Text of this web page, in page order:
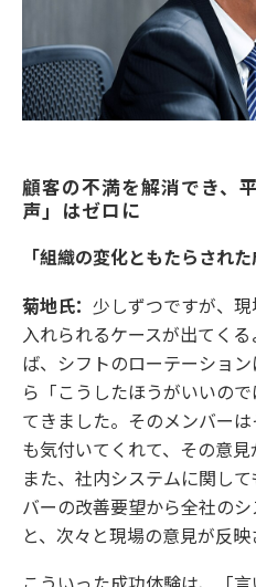
顧客の不満を解消でき、
声」はゼロに
「組織の変化ともたらされた
菊地氏： 少しずつですが、
入れられるケースが出てく
ば、シフトのローテーショ
ら「こうしたほうがいいの
てきました。そのメンバー
も気付いてくれて、その意見
また、社内システムに関し
バーの改善要望から全社の
と、次々と現場の意見が反